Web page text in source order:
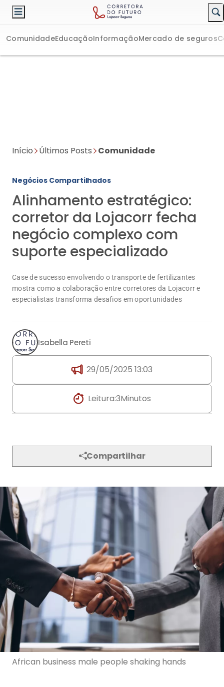
ComunidadeEducaçãoInformaçãoMercado de seguros
Início Últimos Posts Comunidade
Negócios Compartilhados
Alinhamento estratégico:
corretor da Lojacorr fecha
negócio complexo com
suporte especializado
Case de sucesso envolvendo o transporte de fertilizantes
mostra como a colaboração entre corretores da Lojacorr e
especialistas transforma desafios em oportunidades
Isabella Pereti
29/05/2025 13:03
Leitura:3Minutos
Compartilhar
African business male people shaking hands